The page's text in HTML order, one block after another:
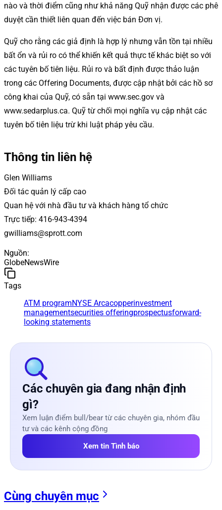
nào và thời điểm cũng như khả năng Quỹ nhận được các phê
duyệt cần thiết liên quan đến việc bán Đơn vị.
Quỹ cho rằng các giả định là hợp lý nhưng vẫn tồn tại nhiều
bất ổn và rủi ro có thể khiến kết quả thực tế khác biệt so với
các tuyên bố tiên liệu. Rủi ro và bất định được thảo luận
trong các Offering Documents, được cập nhật bởi các hồ sơ
công khai của Quỹ, có sẵn tại www.sec.gov và
www.sedarplus.ca. Quỹ từ chối mọi nghĩa vụ cập nhật các
tuyên bố tiên liệu trừ khi luật pháp yêu cầu.
Thông tin liên hệ
Glen Williams
Đối tác quản lý cấp cao
Quan hệ với nhà đầu tư và khách hàng tổ chức
Trực tiếp: 416-943-4394
gwilliams@sprott.com
Nguồn:
GlobeNewsWire
Tags
ATM programNYSE Arcacopperinvestment
managementsecurities offeringprospectusforward-
looking statements
Các chuyên gia đang nhận định
gì?
Xem luận điểm bull/bear từ các chuyên gia, nhóm đầu
tư và các kênh cộng đồng
Xem tin Tình báo
Cùng chuyên mục